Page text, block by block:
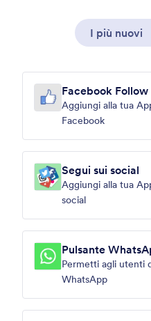
I più nuovi
Facebook
Like Box)
Aggiungi alla tua
Facebook
Segui sui social
Aggiungi alla tua
social
Pulsante
Permetti agli utenti
WhatsApp